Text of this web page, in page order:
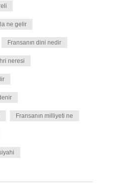
ne gelir
Fransanın dini nedir
neresi
Fransanın milliyeti ne